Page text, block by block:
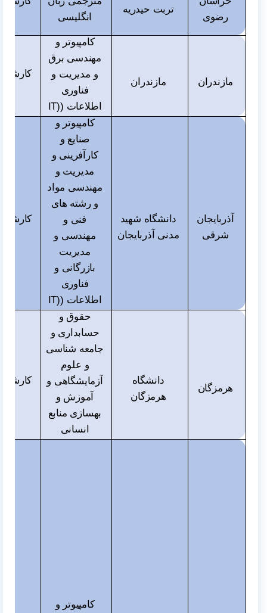
رضوی
تربت حیدریه
انگلیسی
مازندران مازندران
کامپیوتر و
مهندسی برق
و مدیریت و
فناوری
اطلاعات (IT)
آذربایجان
شرقی
دانشگاه شهید
مدنی آذربایجان
کامپیوتر و
صنایع و
کارآفرینی و
مدیریت و
مهندسی مواد
و رشته های
فنی و
مهندسی و
مدیریت
بازرگانی و
فناوری
اطلاعات (IT)
هرمزگان
دانشگاه
هرمزگان
حقوق و
حسابداری و
جامعه شناسی
و علوم
آزمایشگاهی و
آموزش و
بهسازی منابع
انسانی
کامپیوتر و